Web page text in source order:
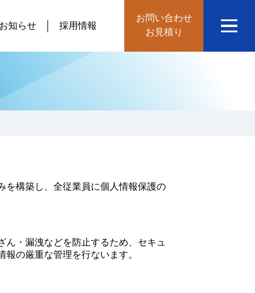
お知らせ 採用情報
お問い合わせ
お見積り
を構築し、全従業員に個人情報保護の
ん・漏洩などを防止するため、セキュ
の厳重な管理を行ないます。